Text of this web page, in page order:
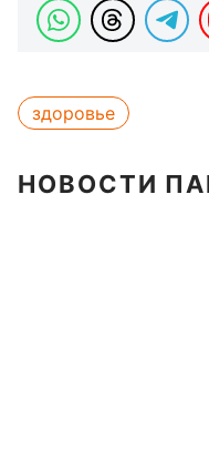
здоровье
НОВОСТИ